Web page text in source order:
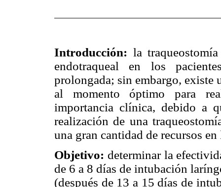
Introducción: la
endotraqueal en los
prolongada; sin embargo, existe
al momento óptimo para
importancia clínica, debido a
realización de una
una gran cantidad de recursos
Objetivo: determinar la
de 6 a 8 días de intubación
(después de 13 a 15 días de